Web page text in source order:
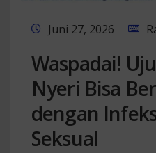
Juni 27, 2026
Waspadai!
Nyeri Bisa
dengan
Seksual